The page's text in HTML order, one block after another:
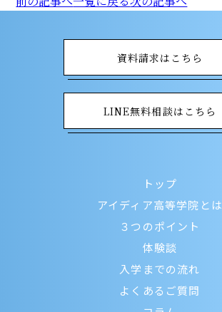
資料請求はこちら
LINE無料相談はこちら
トップ
アイディア高等学院とは
３つのポイント
体験談
入学までの流れ
よくあるご質問